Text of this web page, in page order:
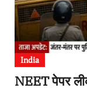
India
NEET पेपर